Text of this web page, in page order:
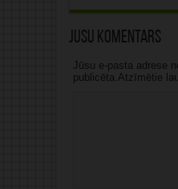
Jūsu komentārs
Jūsu e-pasta adrese
publicēta.Atzīmētie